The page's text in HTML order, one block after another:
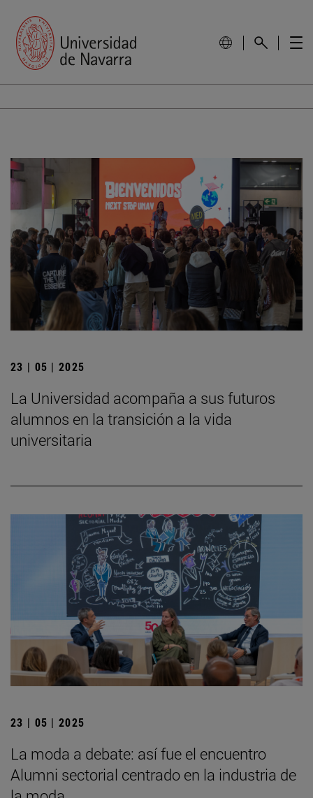
23 | 05 | 2025
La Universidad acompaña a sus futuros
alumnos en la transición a la vida
universitaria
23 | 05 | 2025
La moda a debate: así fue el encuentro
Alumni sectorial centrado en la industria de